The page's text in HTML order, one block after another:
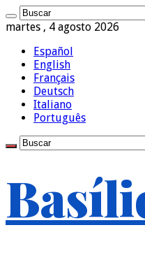
martes , 4 agosto 2026
Español
English
Français
Deutsch
Italiano
Português